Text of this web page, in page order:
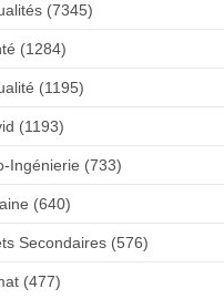
(7345)
(1284)
(1195)
(1193)
Ingénierie (733)
(640)
Secondaires (576)
(477)